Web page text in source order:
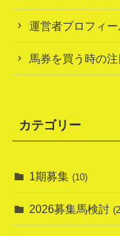
運営者プロフィ
馬券を買う時の注
カテゴリー
1期募集 (10)
2026募集馬検討